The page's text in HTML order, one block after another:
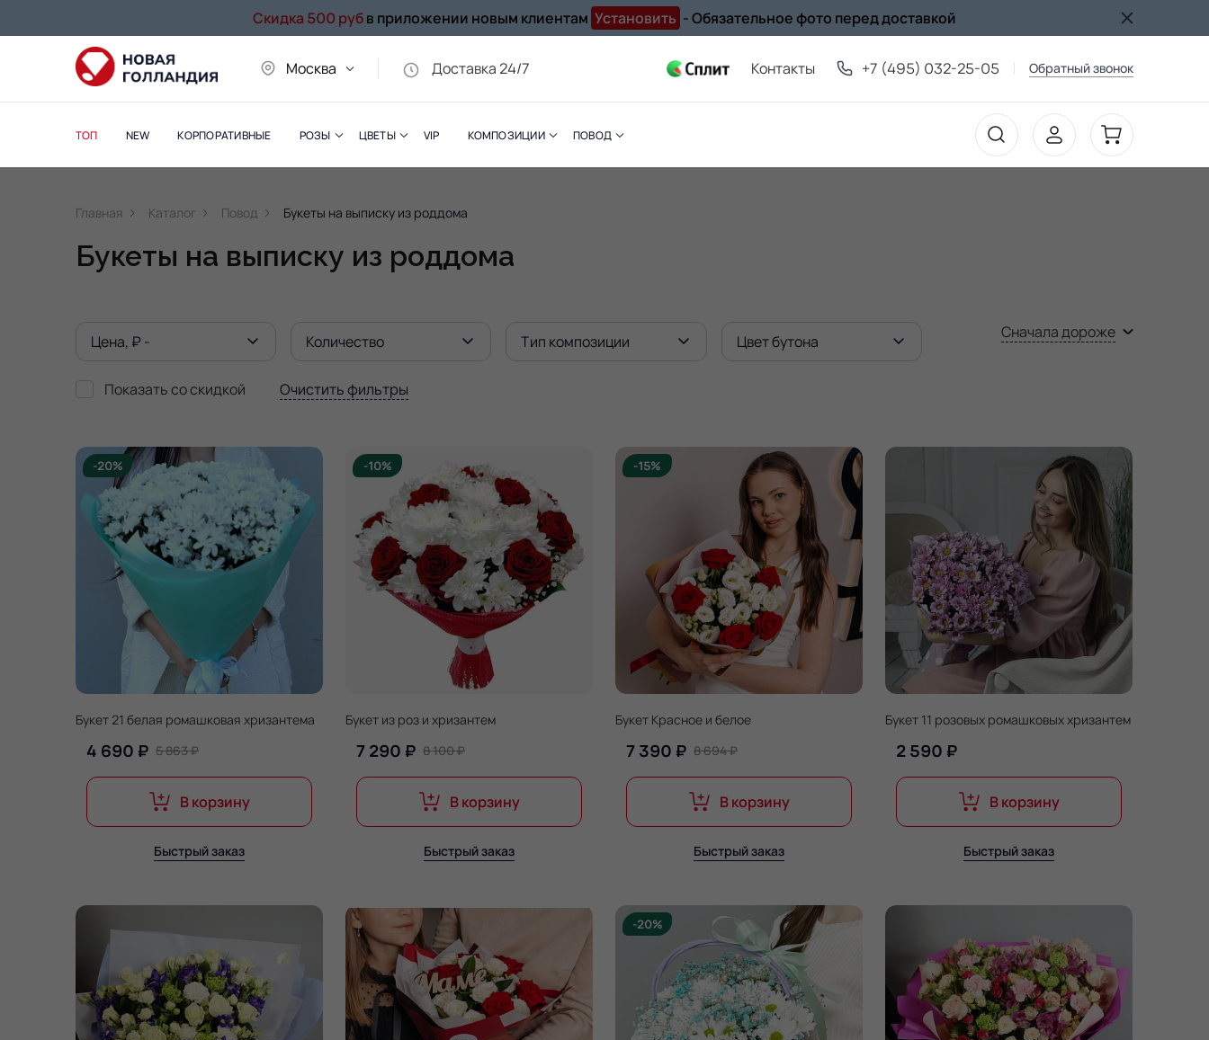
Скидка 500 рубв приложении новым клиентам Установить - Обязательное фото перед доставкой
Москва Доставка 24/7 Контакты +7 (495) 032-25-05 Обратный звонок
ТОП NEW КОРПОРАТИВНЫЕ РОЗЫ ЦВЕТЫ VIP КОМПОЗИЦИИ ПОВОД
Главная Каталог Повод Букеты на выписку из роддома
Букеты на выписку из роддома
Цена, ₽ - Количество Тип композиции Цвет бутона Сначала дороже
Показать со скидкой Очистить фильтры
-20%
Букет 21 белая ромашковая хризантема
4 690 ₽ 5 863 ₽
В корзину
Быстрый заказ
-10%
Букет из роз и хризантем
7 290 ₽ 8 100 ₽
В корзину
Быстрый заказ
-15%
Букет Красное и белое
7 390 ₽ 8 694 ₽
В корзину
Быстрый заказ
Букет 11 розовых ромашковых хризантем
2 590 ₽
В корзину
Быстрый заказ
-20%